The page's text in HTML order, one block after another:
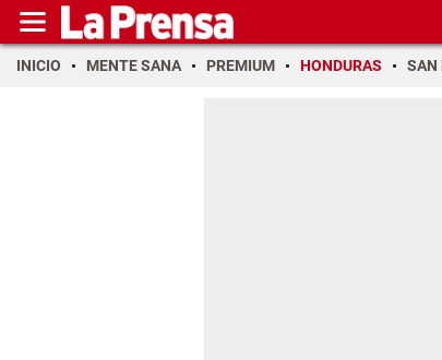
INICIO MENTE SANA PREMIUM HONDURAS SAN